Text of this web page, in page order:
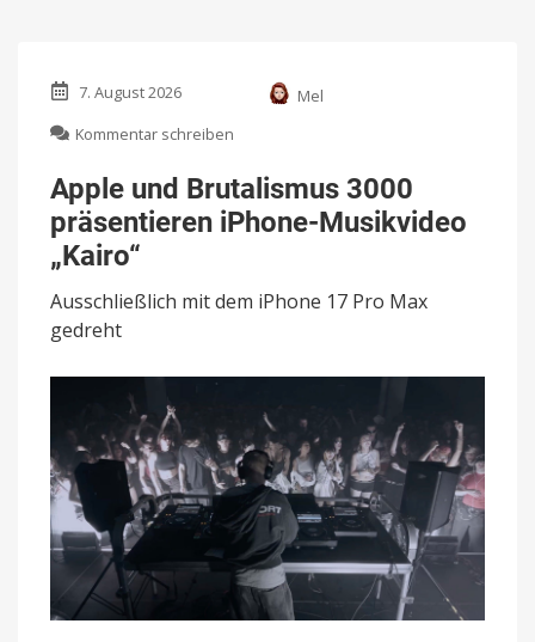
7. August 2026
Mel
Kommentar schreiben
und
Brutalismus
3000
Musikvideo
„Kairo“
Apple und Brutalismus 3000
präsentieren iPhone-Musikvideo
„Kairo“
Ausschließlich mit dem iPhone 17 Pro Max
gedreht